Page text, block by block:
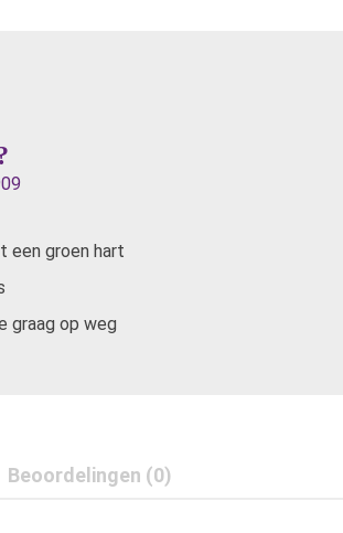
een groen hart
graag op weg
Beoordelingen (0)